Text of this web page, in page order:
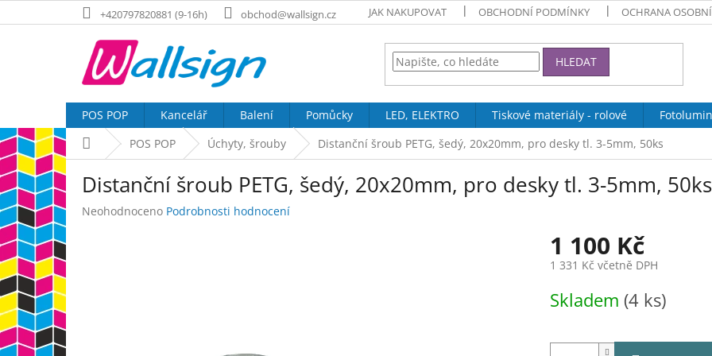
na
+420797820881 (9-16h) obchod@wallsign.cz JAK NAKUPOVAT OBCHODNÍ PODMÍNKY OCHRANA
HLEDAT
POS POP Kancelář Balení Pomůcky LED, ELEKTRO Tiskové materiály - rolové
Domů POS POP Úchyty, šrouby Distanční šroub PETG, šedý, 20x20mm, pro desky tl. 3-5mm, 50ks
Distanční šroub PETG, šedý, 20x20mm, pro desky tl. 3-5mm, 50ks
Průměrné
Neohodnoceno Podrobnosti hodnocení
1 100 Kč
1 331 Kč včetně DPH
cena:
Skladem (4 ks)